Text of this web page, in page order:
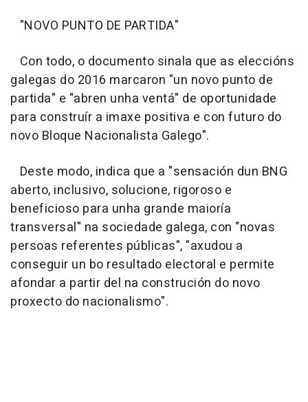
"NOVO PUNTO DE PARTIDA"
Con todo, o documento sinala que as eleccións
galegas do 2016 marcaron "un novo punto de
partida" e "abren unha ventá" de oportunidade
para construír a imaxe positiva e con futuro do
novo Bloque Nacionalista Galego".
Deste modo, indica que a "sensación dun BNG
aberto, inclusivo, solucione, rigoroso e
beneficioso para unha grande maioría
transversal" na sociedade galega, con "novas
persoas referentes públicas", "axudou a
conseguir un bo resultado electoral e permite
afondar a partir del na construción do novo
proxecto do nacionalismo".